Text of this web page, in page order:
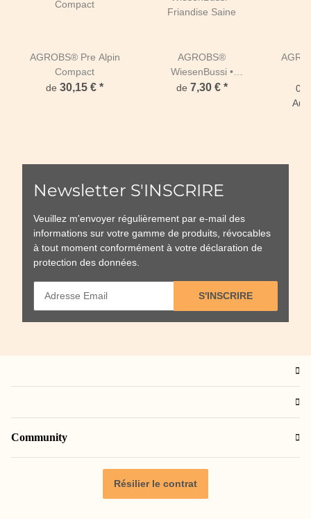
AGROBS® Pre Alpin
Compact
de 30,15 € *
AGROBS®
WiesenBussi •
Friandise Saine
de 7,30 € *
Newsletter S'INSCRIRE
Veuillez m'envoyer régulièrement par e-mail des
informations sur votre gamme de produits, révocables
à tout moment conformément à votre déclaration de
protection des données
S'INSCRIRE
Community
Résilier le contrat